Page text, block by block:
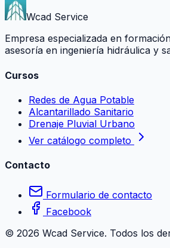
Wcad Service
Empresa especializada en
asesoría en ingeniería hidráulica y
Cursos
Redes de Agua Potable
Alcantarillado Sanitario
Drenaje Pluvial Urbano
Ver catálogo completo
Contacto
Formulario de contacto
Facebook
© 2026 Wcad Service. Todos los